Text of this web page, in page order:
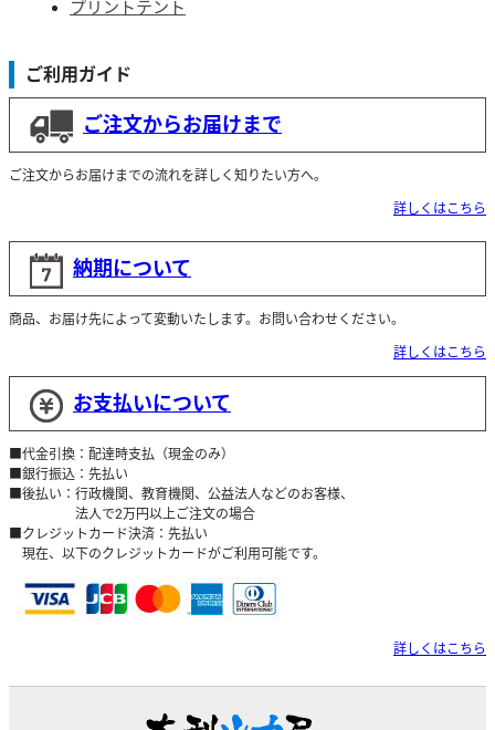
プリントテント
ご利用ガイド
ご注文からお届けまで
ご注文からお届けまでの流れを詳しく知りたい方へ。
詳しくはこちら
納期について
商品、お届け先によって変動いたします。お問い合わせください。
詳しくはこちら
お支払いについて
■代金引換：配達時支払（現金のみ）
■銀行振込：先払い
■後払い：行政機関、教育機関、公益法人などのお客様、
法人で2万円以上ご注文の場合
■クレジットカード決済：先払い
現在、以下のクレジットカードがご利用可能です。
詳しくはこちら